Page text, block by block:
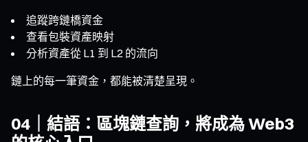
追蹤跨鏈橋資金
查看包裝資產映射
分析資產從 L1 到 L2 的流向
鏈上的每一筆資金，都能被清楚呈現。
04｜結語：區塊鏈查詢，將成為 Web3